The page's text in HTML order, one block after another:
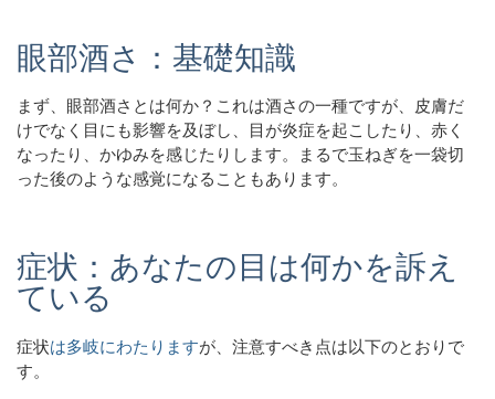
眼部酒さ：基礎知識
まず、眼部酒さとは何か？これは酒さの一種ですが、皮膚だ
けでなく目にも影響を及ぼし、目が炎症を起こしたり、赤く
なったり、かゆみを感じたりします。まるで玉ねぎを一袋切
った後のような感覚になることもあります。
症状：あなたの目は何かを訴え
ている
症状は多岐にわたりますが、注意すべき点は以下のとおりで
す。